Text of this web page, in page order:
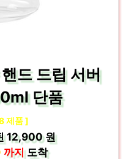
드 드립 서버
단품
제품 ]
12,900 원
까지도착